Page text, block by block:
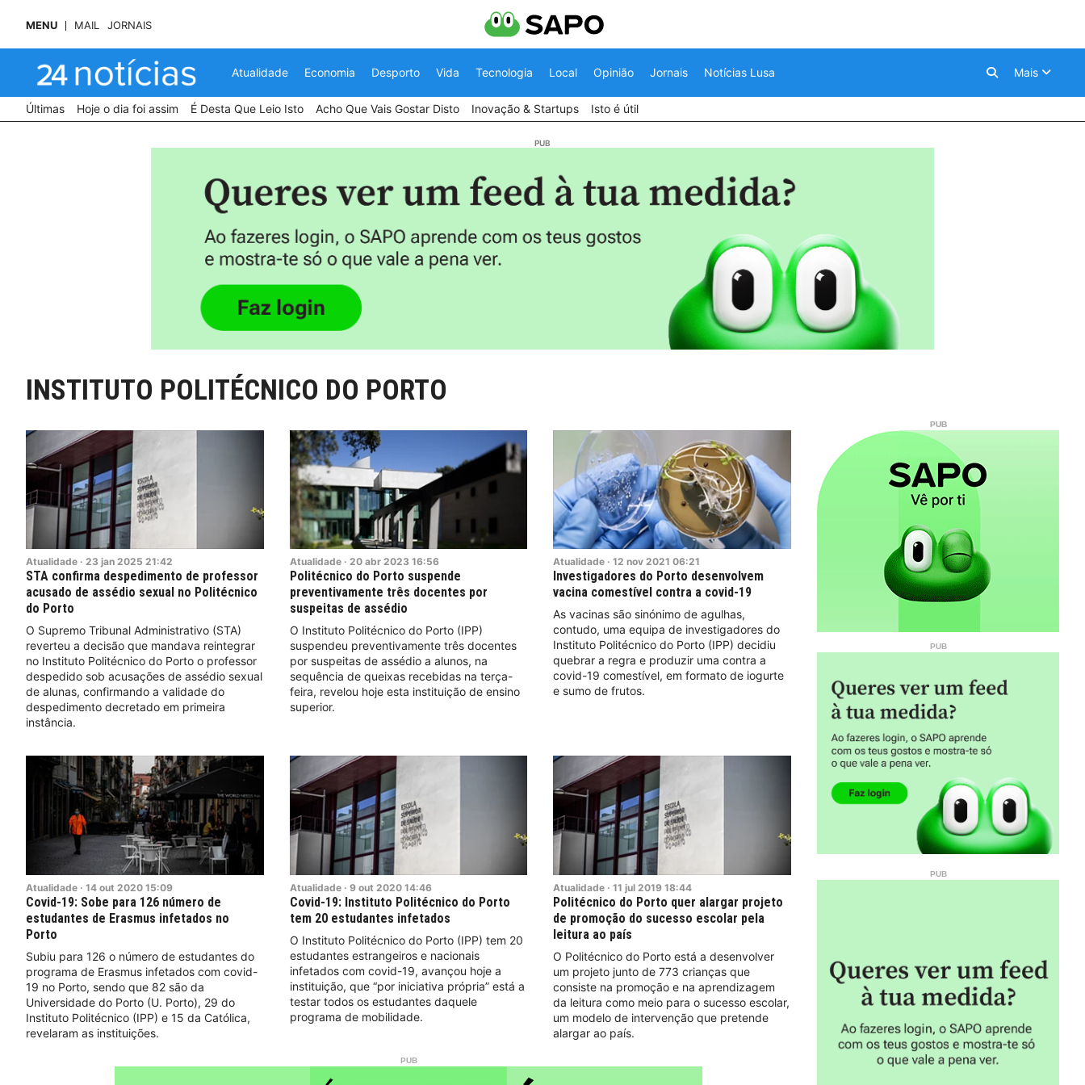
MENU MAIL JORNAIS
Atualidade Economia Desporto Vida Tecnologia Local Opinião Jornais Notícias Lusa Mais
Últimas Hoje o dia foi assim É Desta Que Leio Isto Acho Que Vais Gostar Disto Inovação & Startups Isto é útil
INSTITUTO POLITÉCNICO DO PORTO
Atualidade · 23 jan 2025 21:42
STA confirma despedimento de professor
acusado de assédio sexual no Politécnico
do Porto
O Supremo Tribunal Administrativo (STA)
reverteu a decisão que mandava reintegrar
no Instituto Politécnico do Porto o professor
despedido sob acusações de assédio sexual
de alunas, confirmando a validade do
despedimento decretado em primeira
instância.
Atualidade · 20 abr 2023 16:56
Politécnico do Porto suspende
preventivamente três docentes por
suspeitas de assédio
O Instituto Politécnico do Porto (IPP)
suspendeu preventivamente três docentes
por suspeitas de assédio a alunos, na
sequência de queixas recebidas na terça-
feira, revelou hoje esta instituição de ensino
superior.
Atualidade · 12 nov 2021 06:21
Investigadores do Porto desenvolvem
vacina comestível contra a covid-19
As vacinas são sinónimo de agulhas,
contudo, uma equipa de investigadores do
Instituto Politécnico do Porto (IPP) decidiu
quebrar a regra e produzir uma contra a
covid-19 comestível, em formato de iogurte
e sumo de frutos.
Atualidade · 14 out 2020 15:09
Covid-19: Sobe para 126 número de
estudantes de Erasmus infetados no
Porto
Subiu para 126 o número de estudantes do
programa de Erasmus infetados com covid-
19 no Porto, sendo que 82 são da
Universidade do Porto (U. Porto), 29 do
Instituto Politécnico (IPP) e 15 da Católica,
revelaram as instituições.
Atualidade · 9 out 2020 14:46
Covid-19: Instituto Politécnico do Porto
tem 20 estudantes infetados
O Instituto Politécnico do Porto (IPP) tem 20
estudantes estrangeiros e nacionais
infetados com covid-19, avançou hoje a
instituição, que “por iniciativa própria” está a
testar todos os estudantes daquele
programa de mobilidade.
Atualidade · 11 jul 2019 18:44
Politécnico do Porto quer alargar projeto
de promoção do sucesso escolar pela
leitura ao país
O Politécnico do Porto está a desenvolver
um projeto junto de 773 crianças que
consiste na promoção e na aprendizagem
da leitura como meio para o sucesso escolar,
um modelo de intervenção que pretende
alargar ao país.